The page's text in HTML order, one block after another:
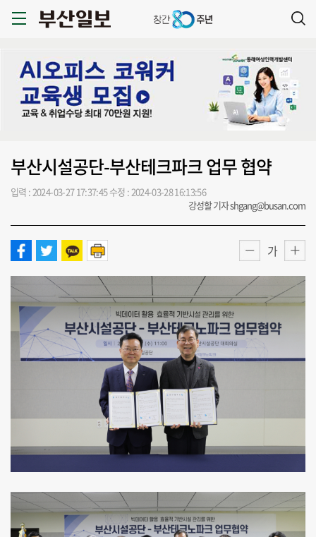
부산시설공단-부산테크파크 업무 협약
입력 : 2024-03-27 17:37:45수정 : 2024-03-28 16:13:56
강성할 기자 shgang@busan.com
가